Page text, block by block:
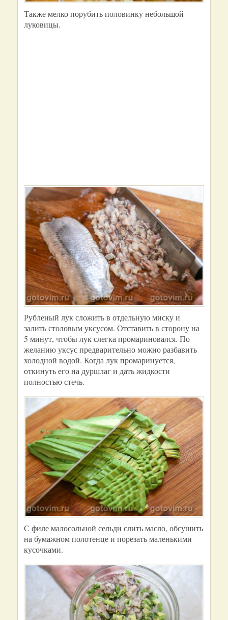
Также мелко порубить половинку небольшой
луковицы.
Рубленый лук сложить в отдельную миску и
залить столовым уксусом. Отставить в сторону на
5 минут, чтобы лук слегка промариновался. По
желанию уксус предварительно можно разбавить
холодной водой. Когда лук промаринуется,
откинуть его на дуршлаг и дать жидкости
полностью стечь.
С филе малосольной сельди слить масло, обсушить
на бумажном полотенце и порезать маленькими
кусочками.